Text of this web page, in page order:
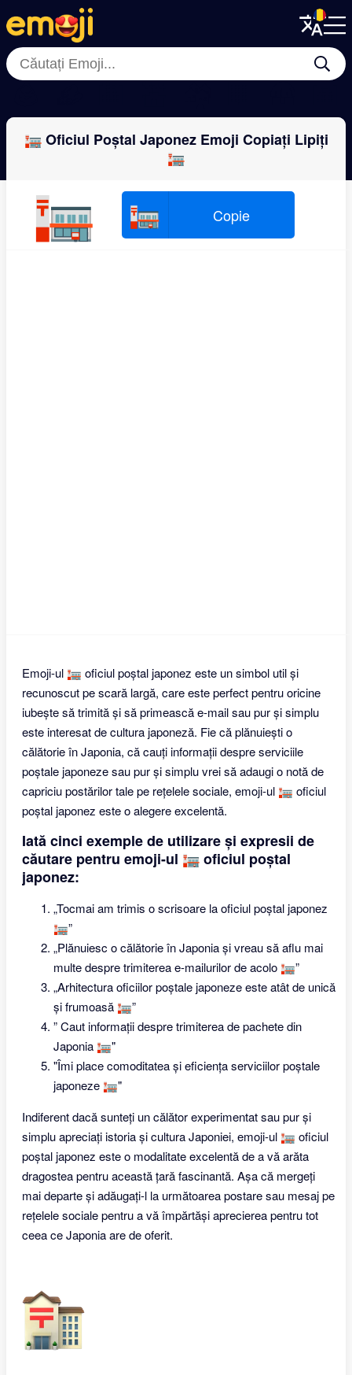
Menu
Close
Menu
Close
🏣 Oficiul Poștal Japonez Emoji Copiați Lipiți
🏣
🏣 🏣 Copie
Emoji-ul 🏣 oficiul poștal japonez este un simbol util și
recunoscut pe scară largă, care este perfect pentru oricine
iubește să trimită și să primească e-mail sau pur și simplu
este interesat de cultura japoneză. Fie că plănuiești o
călătorie în Japonia, că cauți informații despre serviciile
poștale japoneze sau pur și simplu vrei să adaugi o notă de
capriciu postărilor tale pe rețelele sociale, emoji-ul 🏣 oficiul
poștal japonez este o alegere excelentă.
Iată cinci exemple de utilizare și expresii de
căutare pentru emoji-ul 🏣 oficiul poștal
japonez:
„Tocmai am trimis o scrisoare la oficiul poștal japonez
🏣”
„Plănuiesc o călătorie în Japonia și vreau să aflu mai
multe despre trimiterea e-mailurilor de acolo 🏣”
„Arhitectura oficiilor poștale japoneze este atât de unică
și frumoasă 🏣”
” Caut informații despre trimiterea de pachete din
Japonia 🏣"
"Îmi place comoditatea și eficiența serviciilor poștale
japoneze 🏣"
Indiferent dacă sunteți un călător experimentat sau pur și
simplu apreciați istoria și cultura Japoniei, emoji-ul 🏣 oficiul
poștal japonez este o modalitate excelentă de a vă arăta
dragostea pentru această țară fascinantă. Așa că mergeți
mai departe și adăugați-l la următoarea postare sau mesaj pe
rețelele sociale pentru a vă împărtăși aprecierea pentru tot
ceea ce Japonia are de oferit.